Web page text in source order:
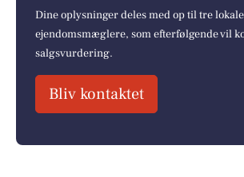
Dine oplysninger deles med op til tre lokale
ejendomsmæglere, som efterfølgende vil
salgsvurdering.
Bliv kontaktet